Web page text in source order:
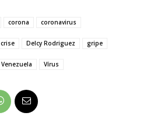
corona coronavirus
crise Delcy Rodriguez gripe
Venezuela Vírus